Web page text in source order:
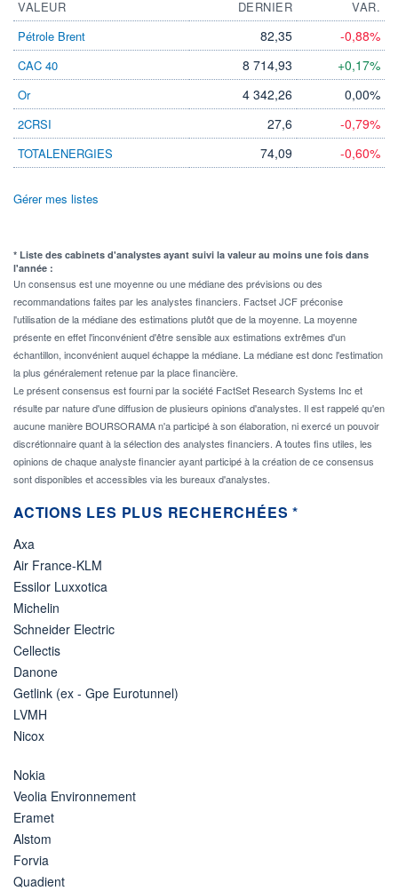
VALEUR DERNIER
VAR.
Pétrole Brent
82,35 -0,88%
CAC 40 8 714,93 +0,17%
Or 4 342,26 0,00%
2CRSI 27,6 -0,79%
TOTALENERGIES 74,09 -0,60%
Gérer mes listes
* Liste des cabinets d'analystes ayant suivi la valeur au moins une fois dans
l'année :
Un consensus est une moyenne ou une médiane des prévisions ou des
recommandations faites par les analystes financiers. Factset JCF préconise
l'utilisation de la médiane des estimations plutôt que de la moyenne. La moyenne
présente en effet l'inconvénient d'être sensible aux estimations extrêmes d'un
échantillon, inconvénient auquel échappe la médiane. La médiane est donc l'estimation
la plus généralement retenue par la place financière.
Le présent consensus est fourni par la société FactSet Research Systems Inc et
résulte par nature d'une diffusion de plusieurs opinions d'analystes. Il est rappelé qu'en
aucune manière BOURSORAMA n'a participé à son élaboration, ni exercé un pouvoir
discrétionnaire quant à la sélection des analystes financiers. A toutes fins utiles, les
opinions de chaque analyste financier ayant participé à la création de ce consensus
sont disponibles et accessibles via les bureaux d'analystes.
ACTIONS LES PLUS RECHERCHÉES *
Axa
Air France-KLM
Essilor Luxxotica
Michelin
Schneider Electric
Cellectis
Danone
Getlink (ex - Gpe Eurotunnel)
LVMH
Nicox
Nokia
Veolia Environnement
Eramet
Alstom
Forvia
Quadient